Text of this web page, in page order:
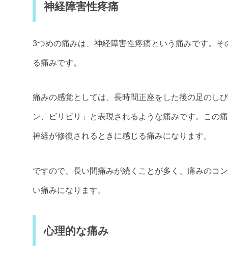
神経障害性疼痛
3つめの痛みは、神経障害性疼痛という痛みです。
る痛みです。
痛みの感覚としては、長時間正座をした後の足のし
ン、ビリビリ」と表現されるような痛みです。この
神経が修復されるときに感じる痛みになります。
ですので、長い間痛みが続くことが多く、痛みのコ
い痛みになります。
心理的な痛み